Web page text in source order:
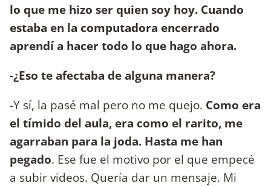
lo que me hizo ser quien soy hoy. Cuando
estaba en la computadora encerrado
aprendí a hacer todo lo que hago ahora.
-¿Eso te afectaba de alguna manera?
-Y sí, la pasé mal pero no me quejo. Como era
el tímido del aula, era como el rarito, me
agarraban para la joda. Hasta me han
pegado. Ese fue el motivo por el que empecé
a subir videos. Quería dar un mensaje. Mi